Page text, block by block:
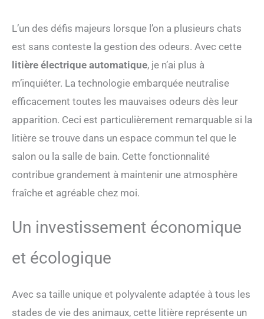
chat automatique
confortablement via
l’application. Surveillez
l’utilisation, suivez le poids
des cycles de nettoyage
personnalisés et recevez
tout sur votre smartphone
pour un soin intelligent et
autonettoyante avec
désodorisation à libération
robuste en ABS, le couvercle
pour gel désodorisant
travaillent de pair avec un
la litière et purifie l’air en
continu. Même en cas
L’un des défis majeurs lorsque l’on a plusieurs chats
est sans conteste la gestion des odeurs. Avec cette
litière électrique automatique, je n’ai plus à
m’inquiéter. La technologie embarquée neutralise
efficacement toutes les mauvaises odeurs dès leur
apparition. Ceci est particulièrement remarquable si la
litière se trouve dans un espace commun tel que le
salon ou la salle de bain. Cette fonctionnalité
contribue grandement à maintenir une atmosphère
fraîche et agréable chez moi.
Un investissement économique
et écologique
Avec sa taille unique et polyvalente adaptée à tous les
stades de vie des animaux, cette litière représente un